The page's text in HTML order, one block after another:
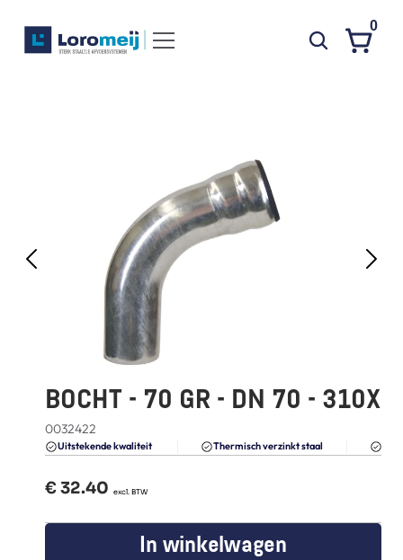
Poedercoaten
Waarom Loromeij
FAQ
Blogs
0
BOCHT - 70 GR - DN 70 - 310X
0032422
Uitstekende kwaliteit Thermisch verzinkt staal
€ 32.40
  excl. BTW
In winkelwagen